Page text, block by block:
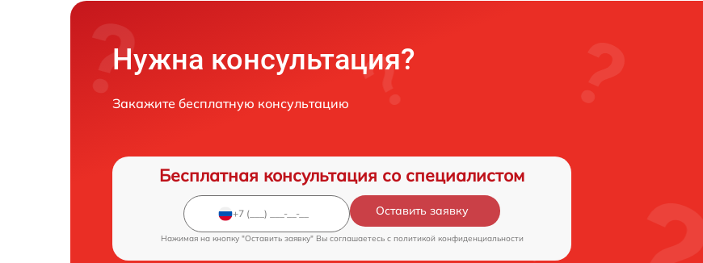
Нужна консультация?
Закажите бесплатную консультацию
Бесплатная консультация со специалистом
Оставить заявку
Нажимая на кнопку "Оставить заявку" Вы соглашаетесь c политикой конфиденциальности